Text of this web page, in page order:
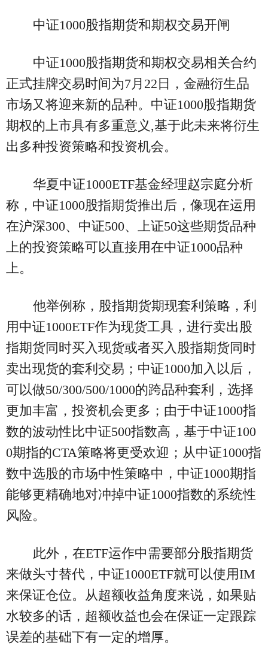
中证1000股指期货和期权交易开闸
中证1000股指期货和期权交易相关合约
正式挂牌交易时间为7月22日，金融衍生品
市场又将迎来新的品种。中证1000股指期货
期权的上市具有多重意义,基于此未来将衍生
出多种投资策略和投资机会。
华夏中证1000ETF基金经理赵宗庭分析
称，中证1000股指期货推出后，像现在运用
在沪深300、中证500、上证50这些期货品种
上的投资策略可以直接用在中证1000品种
上。
他举例称，股指期货期现套利策略，利
用中证1000ETF作为现货工具，进行卖出股
指期货同时买入现货或者买入股指期货同时
卖出现货的套利交易；中证1000加入以后，
可以做50/300/500/1000的跨品种套利，选择
更加丰富，投资机会更多；由于中证1000指
数的波动性比中证500指数高，基于中证100
0期指的CTA策略将更受欢迎；从中证1000指
数中选股的市场中性策略中，中证1000期指
能够更精确地对冲掉中证1000指数的系统性
风险。
此外，在ETF运作中需要部分股指期货
来做头寸替代，中证1000ETF就可以使用IM
来保证仓位。从超额收益角度来说，如果贴
水较多的话，超额收益也会在保证一定跟踪
误差的基础下有一定的增厚。